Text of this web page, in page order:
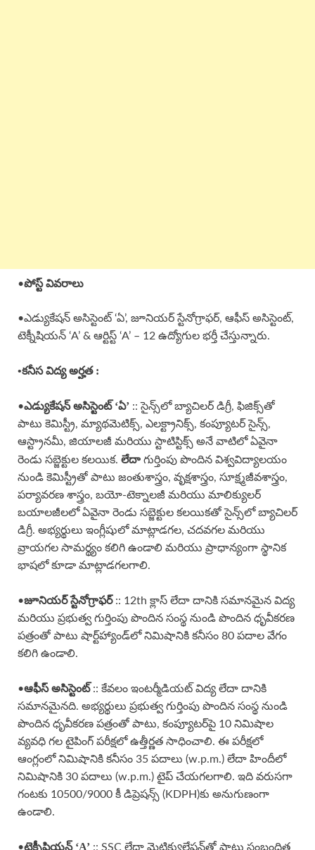
•పోస్ట్ వివరాలు
•ఎడ్యుకేషన్ అసిస్టెంట్ ‘ఏ’, జూనియర్ స్టేనోగ్రాఫర్, ఆఫీస్ అసిస్టెంట్,
టెక్నీషియన్ ‘A’ & ఆర్టిస్ట్ ‘A’ – 12 ఉద్యోగుల భర్తీ చేస్తున్నారు.
•కనీస విద్య అర్హత :
•ఎడ్యుకేషన్ అసిస్టెంట్ ‘ఏ’ :: సైన్స్‌లో బ్యాచిలర్ డిగ్రీ, ఫిజిక్స్‌తో
పాటు కెమిస్ట్రీ, మ్యాథమెటిక్స్, ఎలక్ట్రానిక్స్, కంప్యూటర్ సైన్స్,
ఆస్ట్రానమీ, జియాలజీ మరియు స్టాటిస్టిక్స్ అనే వాటిలో ఏవైనా
రెండు సబ్జెక్టుల కలయిక. లేదా గుర్తింపు పొందిన విశ్వవిద్యాలయం
నుండి కెమిస్ట్రీతో పాటు జంతుశాస్త్రం, వృక్షశాస్త్రం, సూక్ష్మజీవశాస్త్రం,
పర్యావరణ శాస్త్రం, బయో-టెక్నాలజీ మరియు మాలిక్యులర్
బయాలజీలలో ఏవైనా రెండు సబ్జెక్టుల కలయికతో సైన్స్‌లో బ్యాచిలర్
డిగ్రీ. అభ్యర్థులు ఇంగ్లీషులో మాట్లాడగల, చదవగల మరియు
వ్రాయగల సామర్థ్యం కలిగి ఉండాలి మరియు ప్రాధాన్యంగా స్థానిక
భాషలో కూడా మాట్లాడగలగాలి.
•జూనియర్ స్టేనోగ్రాఫర్:: 12th క్లాస్ లేదా దానికి సమానమైన విద్య
మరియు ప్రభుత్వ గుర్తింపు పొందిన సంస్థ నుండి పొందిన ధృవీకరణ
పత్రంతో పాటు షార్ట్‌హ్యాండ్‌లో నిమిషానికి కనీసం 80 పదాల వేగం
కలిగి ఉండాలి.
•ఆఫీస్ అసిస్టెంట్ :: కేవలం ఇంటర్మీడియట్ విద్య లేదా దానికి
సమానమైనది. అభ్యర్థులు ప్రభుత్వ గుర్తింపు పొందిన సంస్థ నుండి
పొందిన ధృవీకరణ పత్రంతో పాటు, కంప్యూటర్‌పై 10 నిమిషాల
వ్యవధి గల టైపింగ్ పరీక్షలో ఉత్తీర్ణత సాధించాలి. ఈ పరీక్షలో
ఆంగ్లంలో నిమిషానికి కనీసం 35 పదాలు (w.p.m.) లేదా హిందీలో
నిమిషానికి 30 పదాలు (w.p.m.) టైప్ చేయగలగాలి. ఇది వరుసగా
గంటకు 10500/9000 కీ డిప్రెషన్స్ (KDPH)కు అనుగుణంగా
ఉండాలి.
•టెక్నీషియన్ ‘A’ :: SSC లేదా మెట్రిక్యులేషన్‌తో పాటు సంబంధిత